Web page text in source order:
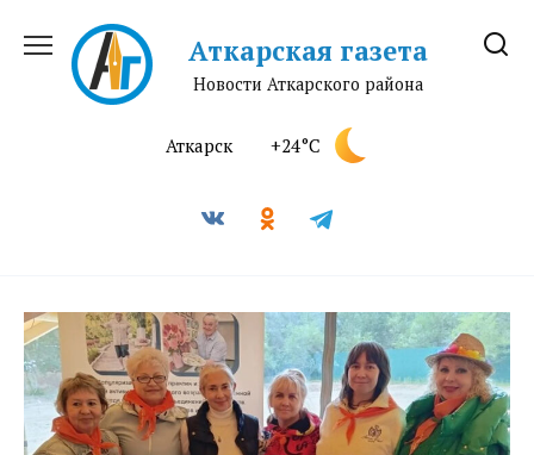
содержанию
Аткарская газета
Новости Аткарского района
Аткарск +24°C